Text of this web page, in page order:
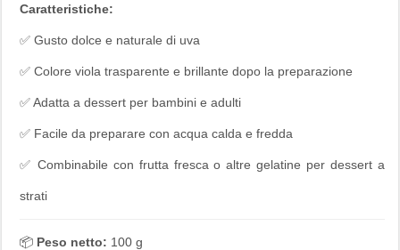
Caratteristiche:
✅ Gusto dolce e naturale di uva
✅ Colore viola trasparente e brillante dopo la preparazione
✅ Adatta a dessert per bambini e adulti
✅ Facile da preparare con acqua calda e fredda
✅ Combinabile con frutta fresca o altre gelatine per dessert a
strati
📦 Peso netto: 100 g